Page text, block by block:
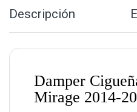
Descripción
Damper
Mirage 2014-